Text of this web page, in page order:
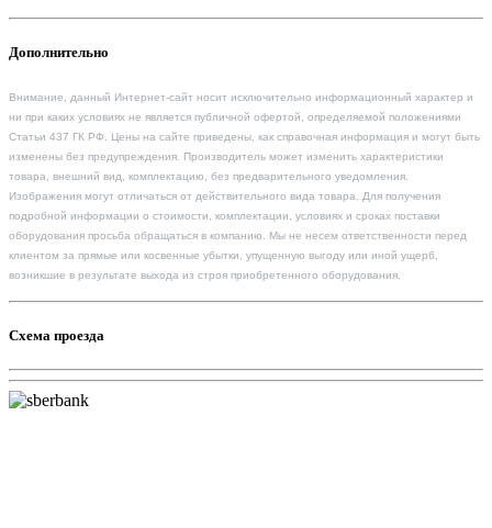
Дополнительно
Внимание, данный Интернет-сайт носит исключительно информационный характер и
ни при каких условиях не является публичной офертой, определяемой положениями
Статьи 437 ГК РФ. Цены на сайте приведены, как справочная информация и могут быть
изменены без предупреждения. Производитель может изменить характеристики
товара, внешний вид, комплектацию, без предварительного уведомления.
Изображения могут отличаться от действительного вида товара. Для получения
подробной информации о стоимости, комплектации, условиях и сроках поставки
оборудования просьба обращаться в компанию. Мы не несем ответственности перед
клиентом за прямые или косвенные убытки, упущенную выгоду или иной ущерб,
возникшие в результате выхода из строя приобретенного оборудования.
Схема проезда